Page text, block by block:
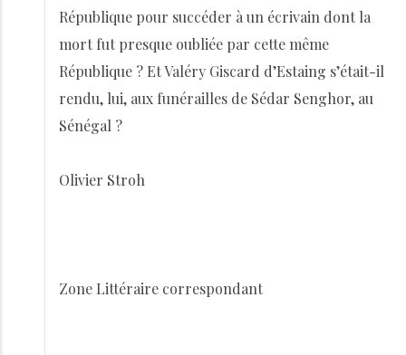
République pour succéder à un écrivain dont la
mort fut presque oubliée par cette même
République ? Et Valéry Giscard d’Estaing s’était-il
rendu, lui, aux funérailles de Sédar Senghor, au
Sénégal ?
Olivier Stroh
Zone Littéraire correspondant